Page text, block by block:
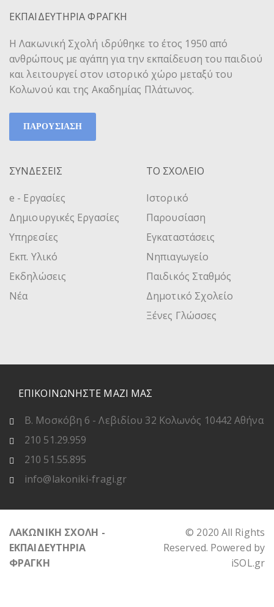
ΕΚΠΑΙΔΕΥΤΗΡΙΑ ΦΡΑΓΚΗ
Η Λακωνική Σχολή ιδρύθηκε το έτος 1950 από
ανθρώπους με αγάπη για την εκπαίδευση του παιδιού
και λειτουργεί στον ιστορικό χώρο μεταξύ του
Κολωνού και της Ακαδημίας Πλάτωνος.
ΠΑΡΟΥΣΙΑΣΗ
ΣΥΝΔΕΣΕΙΣ
e - Εργασίες
Δημιουργικές Εργασίες
Υπηρεσίες
Εκπ. Υλικό
Εκδηλώσεις
Νέα
ΤΟ ΣΧΟΛΕΙΟ
Ιστορικό
Παρουσίαση
Εγκαταστάσεις
Νηπιαγωγείο
Παιδικός Σταθμός
Δημοτικό Σχολείο
Ξένες Γλώσσες
ΕΠΙΚΟΙΝΩΝΗΣΤΕ ΜΑΖΙ ΜΑΣ
Β. Μοσκόβη 6 - Λεβιδίου 32 Κολωνός 10442 Αθήνα
210 51.29.959
210 51.55.895
info@lakoniki-fragi.gr
ΛΑΚΩΝΙΚΗ ΣΧΟΛΗ -
ΕΚΠΑΙΔΕΥΤΗΡΙΑ
ΦΡΑΓΚΗ
© 2020 All Rights
Reserved. Powered by
iSOL.gr